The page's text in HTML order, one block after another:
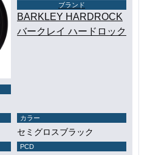
ブランド
BARKLEY HARDROCK
バークレイ ハードロック
カラー
セミグロスブラック
PCD